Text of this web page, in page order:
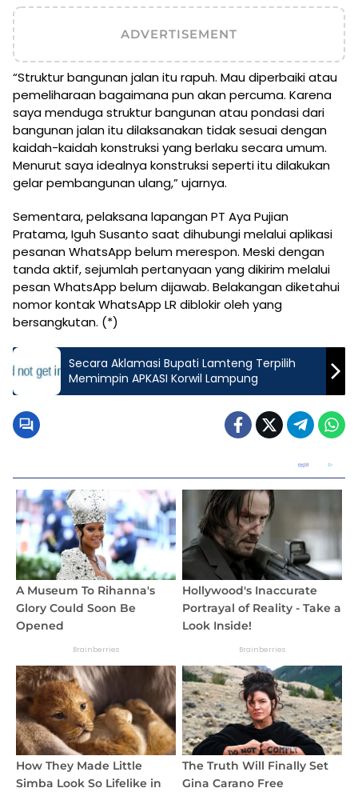
ADVERTISEMENT
“Struktur bangunan jalan itu rapuh. Mau diperbaiki atau
pemeliharaan bagaimana pun akan percuma. Karena
saya menduga struktur bangunan atau pondasi dari
bangunan jalan itu dilaksanakan tidak sesuai dengan
kaidah-kaidah konstruksi yang berlaku secara umum.
Menurut saya idealnya konstruksi seperti itu dilakukan
gelar pembangunan ulang,” ujarnya.
Sementara, pelaksana lapangan PT Aya Pujian
Pratama, Iguh Susanto saat dihubungi melalui aplikasi
pesanan WhatsApp belum merespon. Meski dengan
tanda aktif, sejumlah pertanyaan yang dikirim melalui
pesan WhatsApp belum dijawab. Belakangan diketahui
nomor kontak WhatsApp LR diblokir oleh yang
bersangkutan. (*)
Secara Aklamasi Bupati Lamteng Terpilih
Memimpin APKASI Korwil Lampung